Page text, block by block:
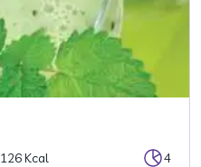
126 Kcal 4